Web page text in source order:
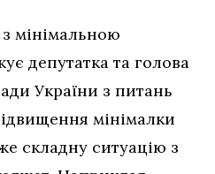
мінімальною
депутатка та голова
України з питань
мінімалки
складну ситуацію з